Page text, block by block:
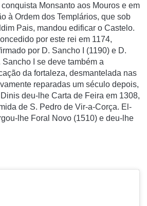
Monsanto aos Mouros e em
à Ordem dos Templários, que sob
Pais, mandou edificar o Castelo.
por este rei em 1174,
por D. Sancho I (1190) e D.
Sancho I se deve também a
da fortaleza, desmantelada nas
reparadas um século depois,
deu-lhe Carta de Feira em 1308,
de S. Pedro de Vir-a-Corça. El-
lhe Foral Novo (1510) e deu-lhe